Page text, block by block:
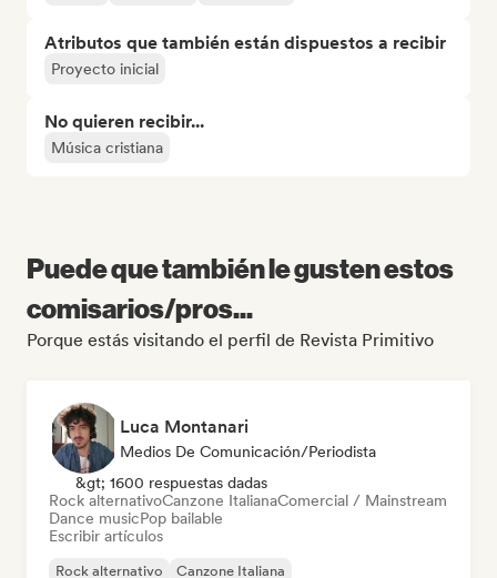
Atributos que también están dispuestos a recibir
Proyecto inicial
No quieren recibir...
Música cristiana
Puede que también le gusten estos
comisarios/pros...
Porque estás visitando el perfil de Revista Primitivo
Luca Montanari
Medios De Comunicación/Periodista
&gt; 1600 respuestas dadas
Rock alternativoCanzone ItalianaComercial / Mainstream
Dance musicPop bailable
Escribir artículos
Rock alternativo Canzone Italiana